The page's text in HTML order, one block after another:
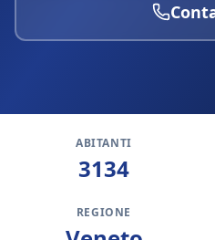
ABITANTI
3134
REGIONE